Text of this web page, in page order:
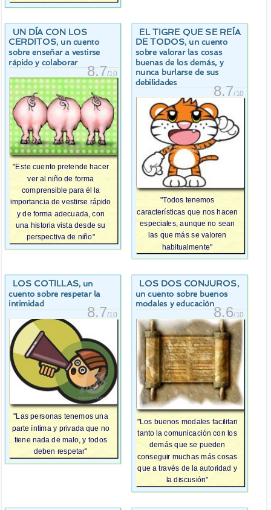
UN DÍA CON LOS
CERDITOS, un cuento
sobre enseñar a vestirse
rápido y colaborar
8.7/10
"Este cuento pretende hacer
ver al niño de forma
comprensible para él la
importancia de vestirse rápido
y de forma adecuada, con
una historia vista desde su
perspectiva de niño"
EL TIGRE QUE SE REÍA
DE TODOS, un cuento
sobre valorar las cosas
buenas de los demás, y
nunca burlarse de sus
debilidades
8.7/10
"Todos tenemos
características que nos hacen
especiales, aunque no sean
las que más se valoren
habitualmente"
LOS COTILLAS, un
cuento sobre respetar la
intimidad
8.7/10
"Las personas tenemos una
parte íntima y privada que no
tiene nada de malo, y todos
deben respetar"
LOS DOS CONJUROS,
un cuento sobre buenos
modales y educación
8.6/10
"Los buenos modales facilitan
tanto la comunicación con los
demás que se pueden
conseguir muchas más cosas
que a través de la autoridad y
la discusión"